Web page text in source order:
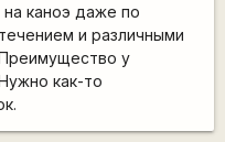
каноэ даже по
и различными
у
как-то